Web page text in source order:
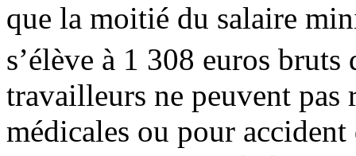
que la moitié du salaire
s’élève à 1 308 euros bruts
travailleurs ne peuvent pas
médicales ou pour